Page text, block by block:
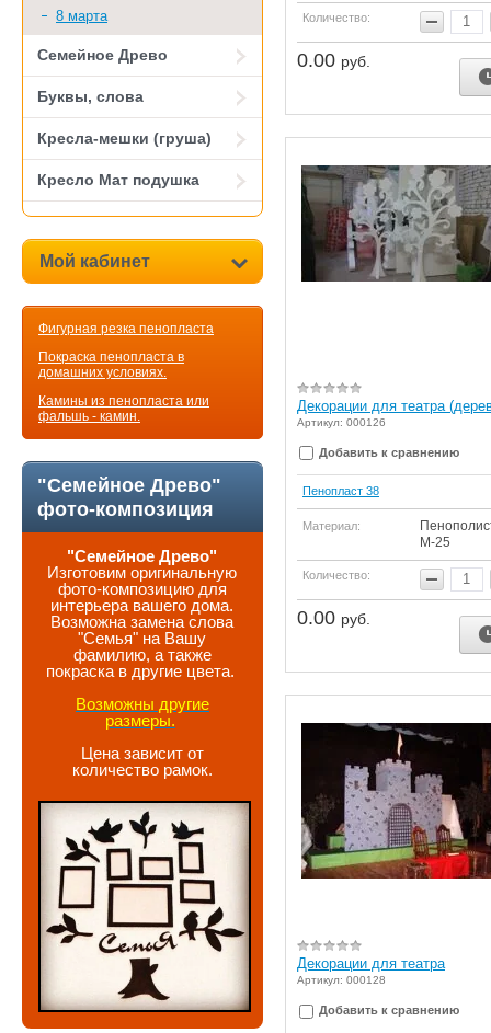
8 марта
Семейное Древо
Буквы, слова
Кресла-мешки (груша)
Кресло Мат подушка
Мой кабинет
Фигурная резка пенопласта
Покраска пенопласта в
домашних условиях.
Камины из пенопласта или
фальшь - камин.
"Семейное Древо"
фото-композиция
"Семейное Древо"
Изготовим оригинальную
фото-композицию для
интерьера вашего дома.
Возможна замена слова
"Семья" на Вашу
фамилию, а также
покраска в другие цвета.
Возможны другие
размеры.
Цена зависит от
количество рамок.
Количество:
0.00 руб.
Декорации для театра
Артикул: 000126
Добавить к сравнению
Пенопласт 38
Материал:
М-25
Количество:
0.00 руб.
Декорации для театра
Артикул: 000128
Добавить к сравнению